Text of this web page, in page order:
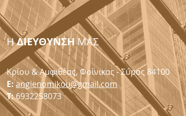
HΔΙΕΥΘΥΝΣΗΜΑΣ
Κρίου & Αμφιθέας, Φοίνικας - Σύρος 84100
E: angienomikou@gmail.com
T:6932258073